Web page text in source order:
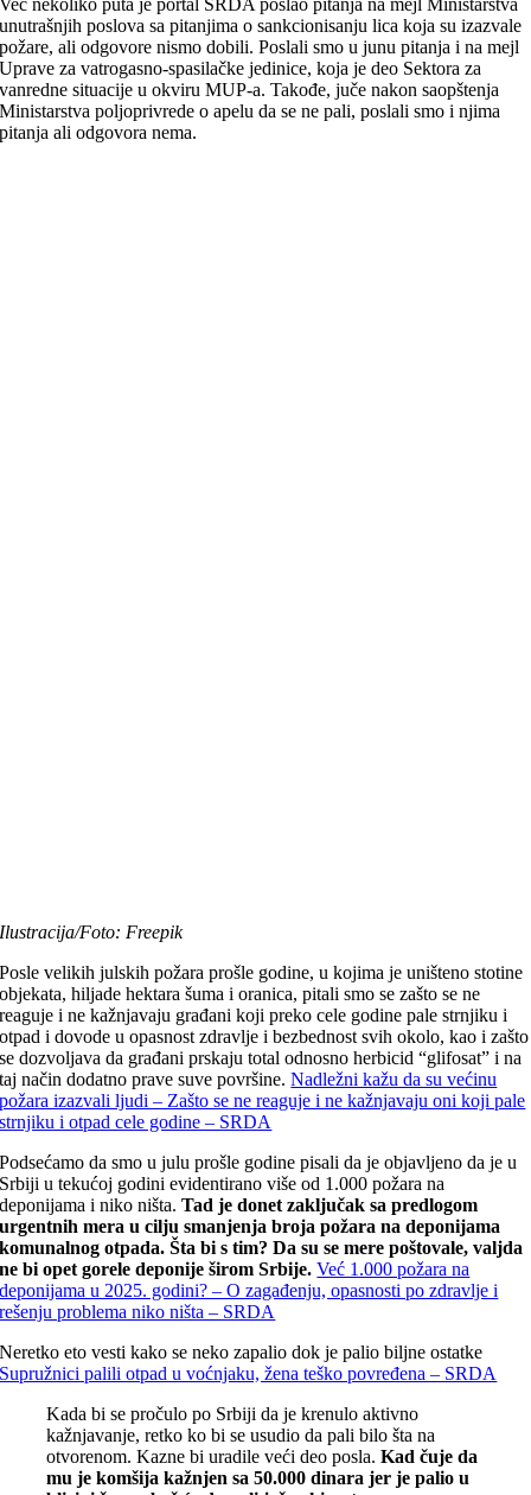
Već nekoliko puta je portal SRDA poslao pitanja na mejl Ministarstva
unutrašnjih poslova sa pitanjima o sankcionisanju lica koja su izazvale
požare, ali odgovore nismo dobili. Poslali smo u junu pitanja i na mejl
Uprave za vatrogasno-spasilačke jedinice, koja je deo Sektora za
vanredne situacije u okviru MUP-a. Takođe, juče nakon saopštenja
Ministarstva poljoprivrede o apelu da se ne pali, poslali smo i njima
pitanja ali odgovora nema.
Ilustracija/Foto: Freepik
Posle velikih julskih požara prošle godine, u kojima je uništeno stotine
objekata, hiljade hektara šuma i oranica, pitali smo se zašto se ne
reaguje i ne kažnjavaju građani koji preko cele godine pale strnjiku i
otpad i dovode u opasnost zdravlje i bezbednost svih okolo, kao i zašto
se dozvoljava da građani prskaju total odnosno herbicid “glifosat” i na
taj način dodatno prave suve površine.Nadležni kažu da su većinu
požara izazvali ljudi – Zašto se ne reaguje i ne kažnjavaju oni koji pale
strnjiku i otpad cele godine – SRDA
Podsećamo da smo u julu prošle godine pisali da je objavljeno da je u
Srbiji u tekućoj godini evidentirano više od 1.000 požara na
deponijama i niko ništa.Tad je donet zaključak sa predlogom
urgentnih mera u cilju smanjenja broja požara na deponijama
komunalnog otpada. Šta bi s tim? Da su se mere poštovale, valjda
ne bi opet gorele deponije širom Srbije. Već 1.000 požara na
deponijama u 2025. godini? – O zagađenju, opasnosti po zdravlje i
rešenju problema niko ništa – SRDA
Neretko eto vesti kako se neko zapalio dok je palio biljne ostatke
Supružnici palili otpad u voćnjaku, žena teško povređena – SRDA
Kada bi se pročulo po Srbiji da je krenulo aktivno
kažnjavanje, retko ko bi se usudio da pali bilo šta na
otvorenom. Kazne bi uradile veći deo posla.Kad čuje da
mu je komšija kažnjen sa 50.000 dinara jer je palio u